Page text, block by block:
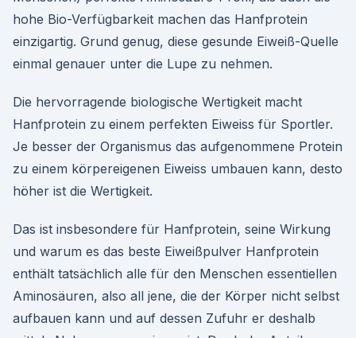
hohe Bio-Verfügbarkeit machen das Hanfprotein
einzigartig. Grund genug, diese gesunde Eiweiß-Quelle
einmal genauer unter die Lupe zu nehmen.
Die hervorragende biologische Wertigkeit macht
Hanfprotein zu einem perfekten Eiweiss für Sportler.
Je besser der Organismus das aufgenommene Protein
zu einem körpereigenen Eiweiss umbauen kann, desto
höher ist die Wertigkeit.
Das ist insbesondere für Hanfprotein, seine Wirkung
und warum es das beste Eiweißpulver Hanfprotein
enthält tatsächlich alle für den Menschen essentiellen
Aminosäuren, also all jene, die der Körper nicht selbst
aufbauen kann und auf dessen Zufuhr er deshalb